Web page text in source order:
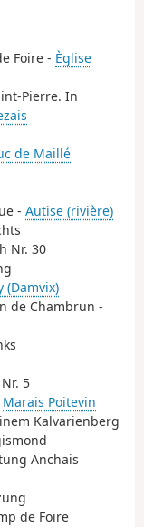
Foire - Èglise
Pierre. In
de Maillé
- Autise (rivière)
Nr. 30
(Damvix)
de Chambrun -
5
Marais Poitevin
Kalvarienberg
Anchais
de Foire